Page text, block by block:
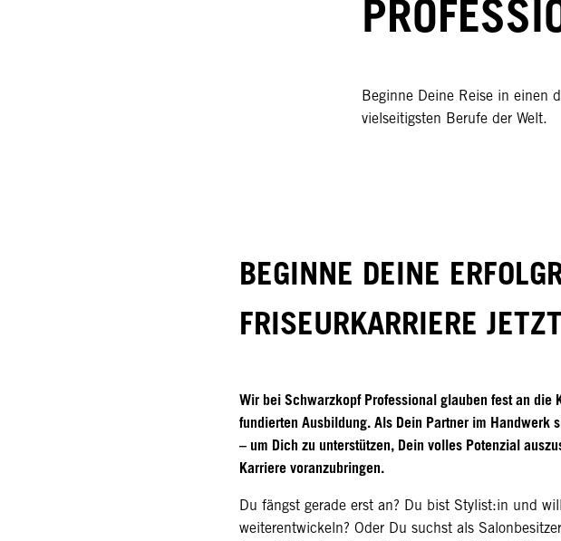
Beginne Deine Reise in einen
vielseitigsten Berufe der Welt.
BEGINNE DEINE
FRISEURKARRIERE JETZT
Wir bei Schwarzkopf Professional glauben fest an die
fundierten Ausbildung. Als Dein Partner im Handwerk
– um Dich zu unterstützen, Dein volles Potenzial
Karriere voranzubringen.
Du fängst gerade erst an? Du bist Stylist:in und
weiterentwickeln? Oder Du suchst als